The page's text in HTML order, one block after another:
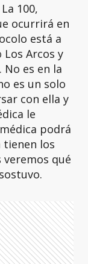
100,
ocurrirá en
está a
Arcos y
es en la
es un solo
con ella y
le
podrá
tienen los
veremos qué